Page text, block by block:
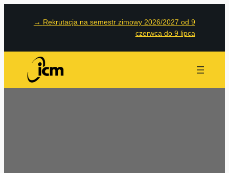
→ Rekrutacja na semestr zimowy 2026/2027 od 9
czerwca do 9 lipca